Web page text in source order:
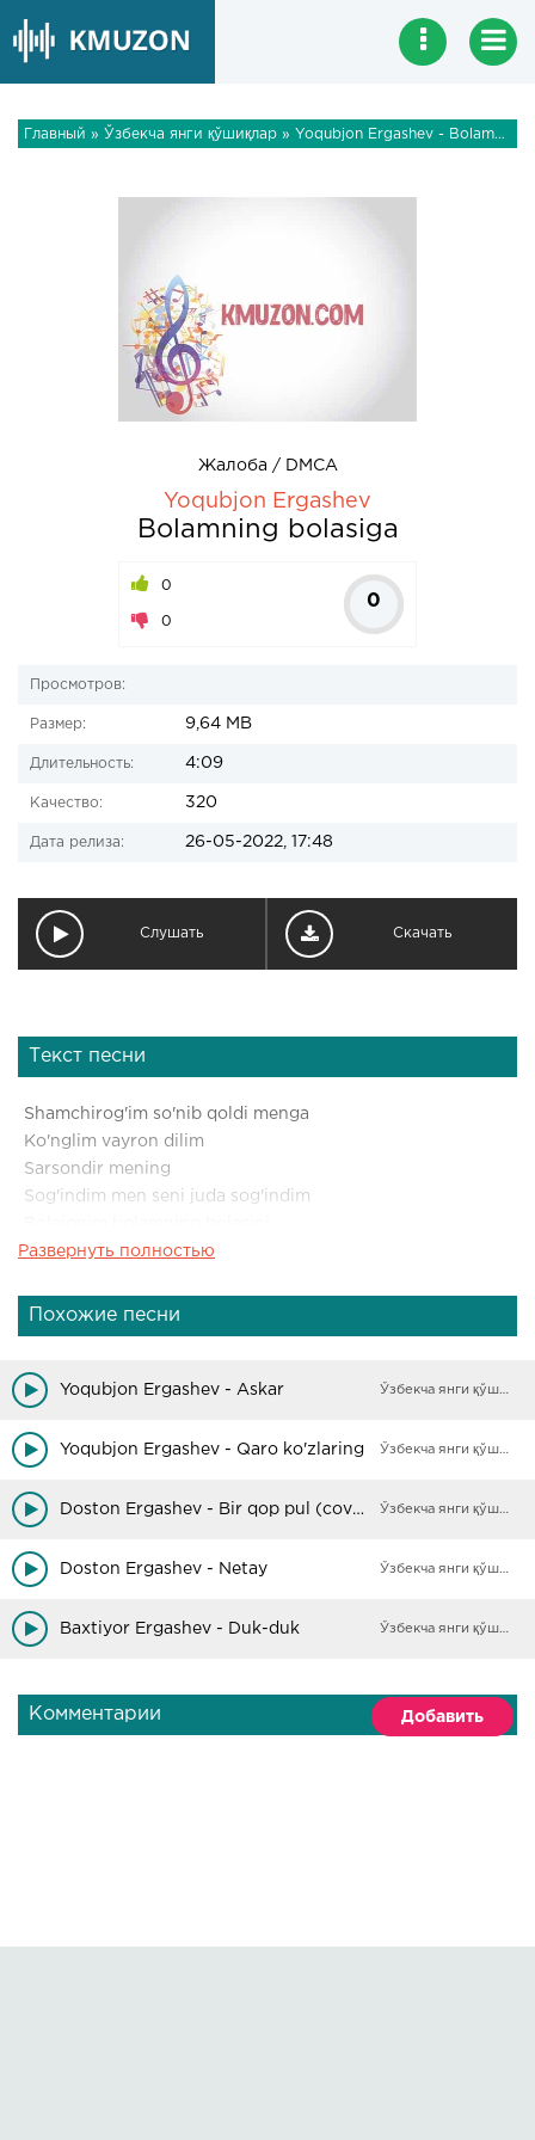
Главный » Ўзбекча янги қўшиқлар » Yoqubjon Ergashev - Bolamning bolasiga
Жалоба / DMCA
Yoqubjon Ergashev
Bolamning bolasiga
0
0
0
Просмотров:
Размер: 9,64 MB
Длительность: 4:09
Качество: 320
Дата релиза: 26-05-2022, 17:48
Слушать Скачать
Текст песни
Shamchirog'im so'nib qoldi menga
Ko'nglim vayron dilim
Sarsondir mening
Sog'indim men seni juda sog'indim
Yetmas senga ohu zorimni dod
Aytayin kimga
Shirin hayot tilab sening joninga
Bolajonim bolamning bolasiga
Bolajonim shirin jonim
Ko'z tikarman yo'llaringa mehribonim
Bolajonim bolamning bolasiga
Bolajonim shirin jonim
Ko'z tikarman yo'llaringa mehribonim
Развернуть полностью
Похожие песни
Yoqubjon Ergashev - Askar Ўзбекча янги қўшиқлар
Yoqubjon Ergashev - Qaro ko'zlaring Ўзбекча янги қўшиқлар
Doston Ergashev - Bir qop pul (cover) Ўзбекча янги қўшиқлар
Doston Ergashev - Netay Ўзбекча янги қўшиқлар
Baxtiyor Ergashev - Duk-duk Ўзбекча янги қўшиқлар
Комментарии Добавить